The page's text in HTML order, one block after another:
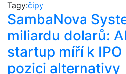
Tagy:čipy
SambaNova
miliardu dolarů:
startup míří k
pozici alternativy